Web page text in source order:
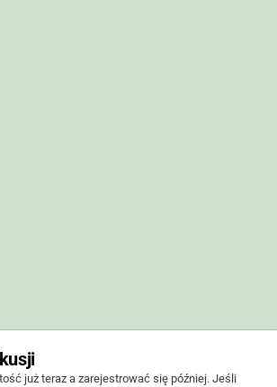
już teraz a zarejestrować się później. Jeśli